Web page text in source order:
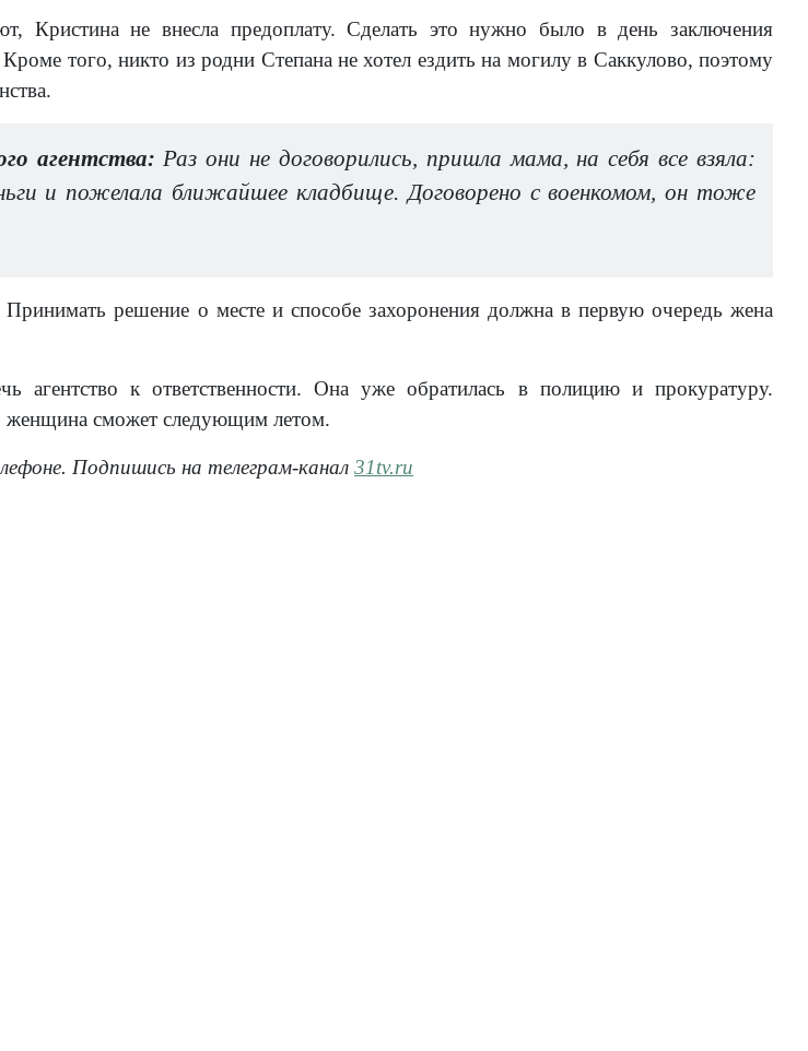
Кристина не внесла предоплату. Сделать это нужно было в день заключения
того, никто из родни Степана не хотел ездить на могилу в Саккулово, поэтому
агентства: Раз они не договорились, пришла мама, на себя все взяла:
и пожелала ближайшее кладбище. Договорено с военкомом, он тоже
решение о месте и способе захоронения должна в первую очередь жена
агентство к ответственности. Она уже обратилась в полицию и прокуратуру.
женщина сможет следующим летом.
Подпишись на телеграм-канал31tv.ru